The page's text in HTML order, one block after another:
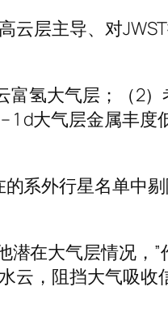
层主导、对
氢大气层；（2）
d大气层金属丰
系外行星名单中
潜在大气层情况
，阻挡大气吸收